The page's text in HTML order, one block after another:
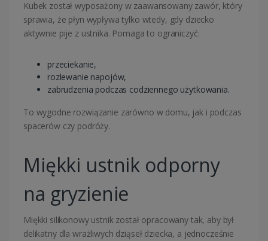
Kubek został wyposażony w zaawansowany zawór, który
sprawia, że płyn wypływa tylko wtedy, gdy dziecko
aktywnie pije z ustnika. Pomaga to ograniczyć:
przeciekanie,
rozlewanie napojów,
zabrudzenia podczas codziennego użytkowania.
To wygodne rozwiązanie zarówno w domu, jak i podczas
spacerów czy podróży.
Miękki ustnik odporny
na gryzienie
Miękki silikonowy ustnik został opracowany tak, aby był
delikatny dla wrażliwych dziąseł dziecka, a jednocześnie